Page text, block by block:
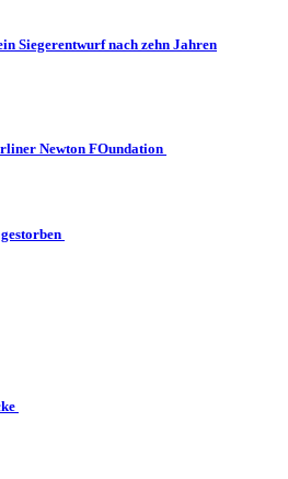
Siegerentwurf nach zehn Jahren
Newton FOundation